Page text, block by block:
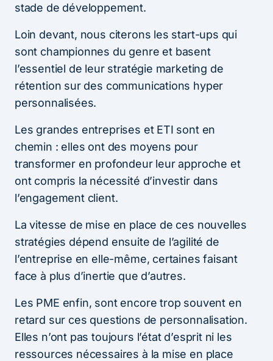
stade de développement.
Loin devant, nous citerons les start-ups qui
sont championnes du genre et basent
l’essentiel de leur stratégie marketing de
rétention sur des communications hyper
personnalisées.
Les grandes entreprises et ETI sont en
chemin : elles ont des moyens pour
transformer en profondeur leur approche et
ont compris la nécessité d’investir dans
l’engagement client.
La vitesse de mise en place de ces nouvelles
stratégies dépend ensuite de l’agilité de
l’entreprise en elle-même, certaines faisant
face à plus d’inertie que d’autres.
Les PME enfin, sont encore trop souvent en
retard sur ces questions de personnalisation.
Elles n’ont pas toujours l’état d’esprit ni les
ressources nécessaires à la mise en place